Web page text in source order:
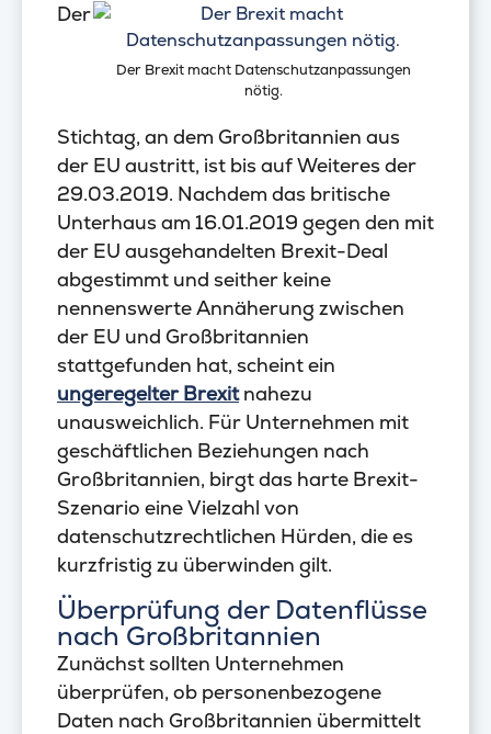
Der Brexit macht Datenschutzanpassungen
nötig.
Der
Stichtag, an dem Großbritannien aus
der EU austritt, ist bis auf Weiteres der
29.03.2019. Nachdem das britische
Unterhaus am 16.01.2019 gegen den mit
der EU ausgehandelten Brexit-Deal
abgestimmt und seither keine
nennenswerte Annäherung zwischen
der EU und Großbritannien
stattgefunden hat, scheint ein
ungeregelter Brexitnahezu
unausweichlich. Für Unternehmen mit
geschäftlichen Beziehungen nach
Großbritannien, birgt das harte Brexit-
Szenario eine Vielzahl von
datenschutzrechtlichen Hürden, die es
kurzfristig zu überwinden gilt.
Überprüfung der Datenflüsse
nach Großbritannien
Zunächst sollten Unternehmen
überprüfen, ob personenbezogene
Daten nach Großbritannien übermittelt